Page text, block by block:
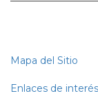
Mapa del Sitio
Enlaces de interés